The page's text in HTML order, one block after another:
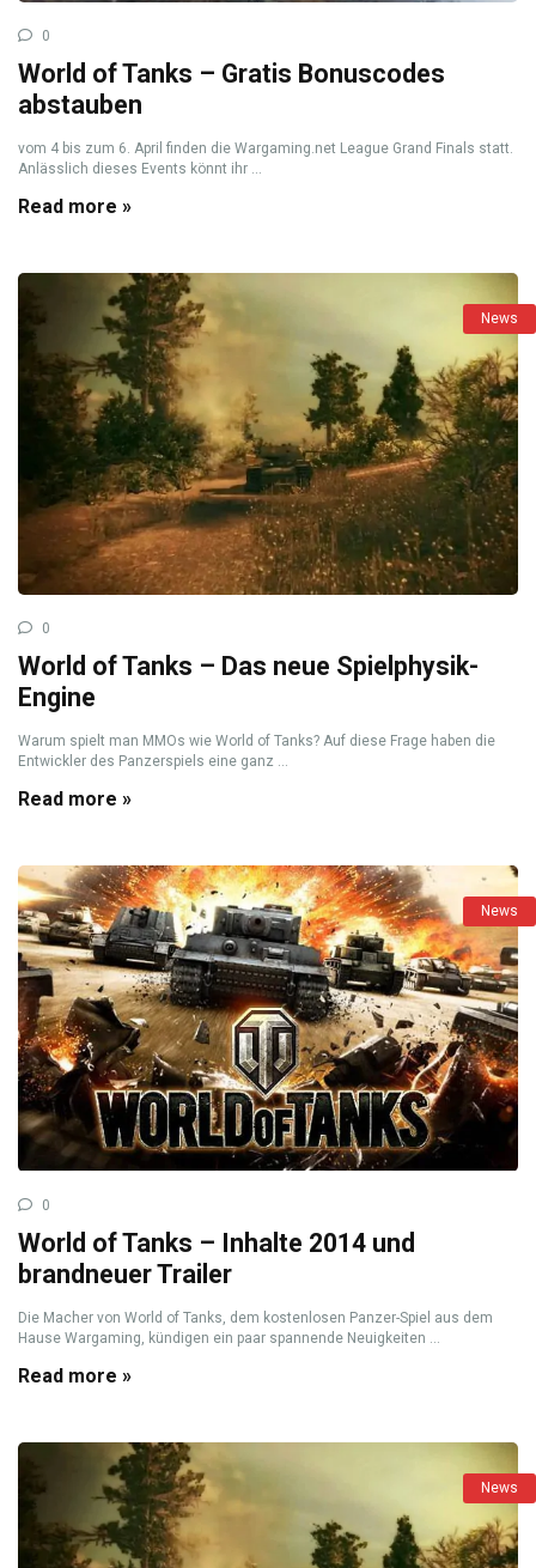
0
World of Tanks – Gratis Bonuscodes
abstauben
vom 4 bis zum 6. April finden die Wargaming.net League Grand Finals statt.
Anlässlich dieses Events könnt ihr ...
Read more »
News
0
World of Tanks – Das neue Spielphysik-
Engine
Warum spielt man MMOs wie World of Tanks? Auf diese Frage haben die
Entwickler des Panzerspiels eine ganz ...
Read more »
News
0
World of Tanks – Inhalte 2014 und
brandneuer Trailer
Die Macher von World of Tanks, dem kostenlosen Panzer-Spiel aus dem
Hause Wargaming, kündigen ein paar spannende Neuigkeiten ...
Read more »
News